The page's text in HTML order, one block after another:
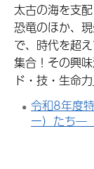
太古の海を支
恐竜のほか、
で、時代を超
集合！その興
ド・技・生命
令和8年度
ー）たち―